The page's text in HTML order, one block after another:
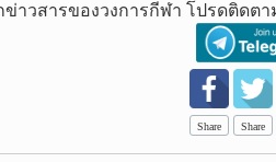
าวสารของวงการกีฬา โปรดติดตา
Share Share